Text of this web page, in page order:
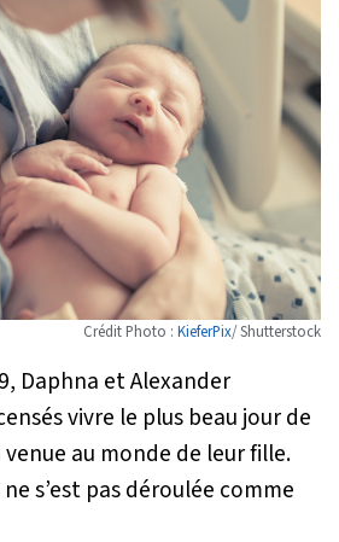
Crédit Photo : KieferPix/ Shutterstock
Daphna et Alexander
vivre le plus beau jour de
venue au monde de leur fille.
s’est pas déroulée comme